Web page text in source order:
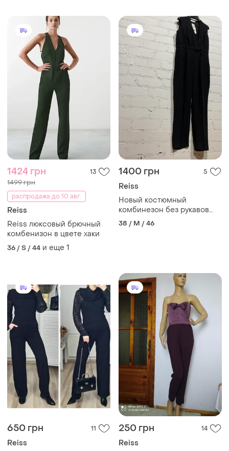
1424 грн 13
1499 грн
распродажа до 10 авг.
Reiss
Reiss люксовый брючный
комбенизон в цвете хаки
36 / S / 44 и еще 1
1400 грн 5
Reiss
Новый костюмный
комбинезон без рукавов
reiss
38 / M / 46
650 грн 11
Reiss
250 грн 14
Reiss